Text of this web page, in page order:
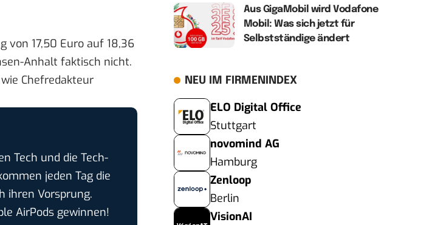
von 17,50 Euro auf 18,36
Anhalt faktisch nicht.
wie Chefredakteur
Tech und die Tech-
jeden Tag die
ihren Vorsprung.
AirPods gewinnen!
Aus GigaMobil wird Vodafone
Mobil: Was sich jetzt für
Selbstständige ändert
NEU IM FIRMENINDEX
ELO Digital Office
Stuttgart
novomind AG
Hamburg
Zenloop
Berlin
VisionAI